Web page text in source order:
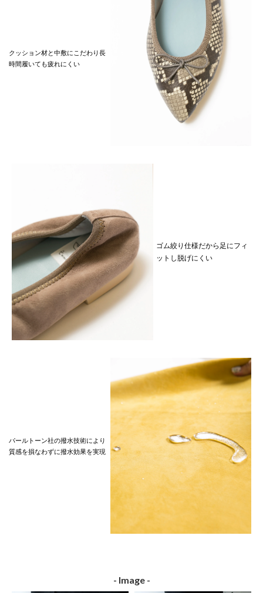
クッション材と中敷にこだわり長
時間履いても疲れにくい
ゴム絞り仕様だから足にフィ
ットし脱げにくい
パールトーン社の撥水技術により
質感を損なわずに撥水効果を実現
- Image -